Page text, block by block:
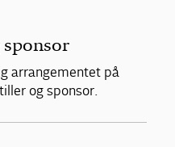
arrangementet på
og sponsor.